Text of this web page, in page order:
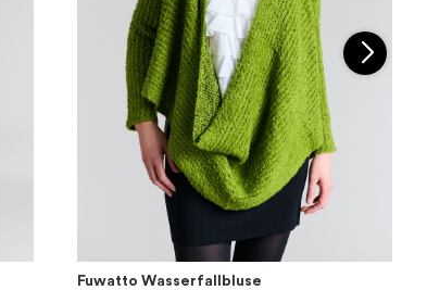
Fuwatto Wasserfallbluse